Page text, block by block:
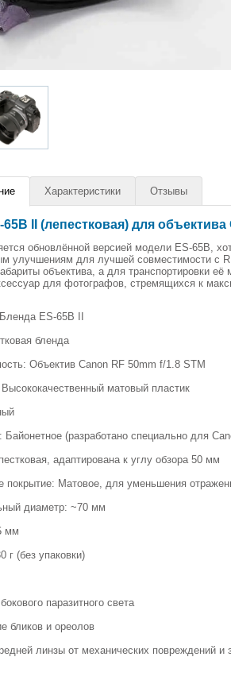
Характеристики Отзывы
II (лепестковая) для объектива
обновлённой версией модели ES-65B,
улучшениям для лучшей совместимости с
объектива, а для транспортировки
для фотографов, стремящихся к
ES-65B II
бленда
Объектив Canon RF 50mm f/1.8 STM
матовый пластик
Байонетное (разработано специально для
адаптирована к углу обзора 50 мм
покрытие: Матовое, для уменьшения
диаметр: ~70 мм
мм
г (без упаковки)
паразитного света
бликов и ореолов
линзы от механических повреждений и